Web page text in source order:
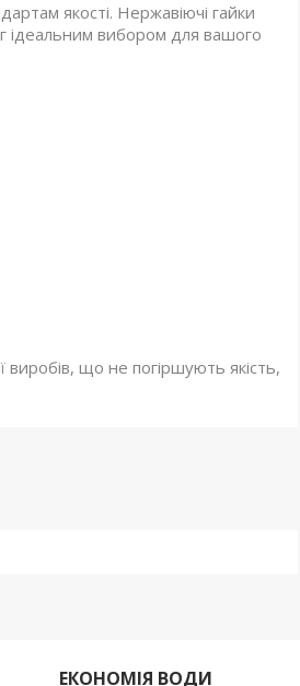
якості. Нержавіючі гайки
ідеальним вибором для вашого
виробів, що не погіршують якість,
ЕКОНОМІЯ ВОДИ